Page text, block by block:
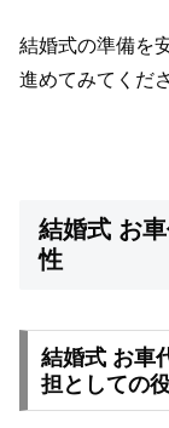
結婚式の準備を
進めてみてくだ
結婚式 お
性
結婚式 お車
担としての